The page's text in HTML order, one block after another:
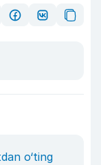
o‘ting